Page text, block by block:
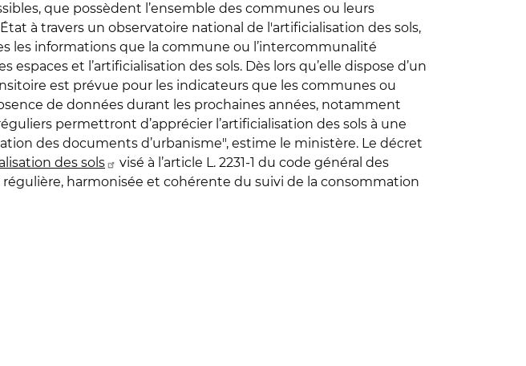
que possèdent l’ensemble des communes ou leurs
à travers un observatoire national de l'artificialisation des sols,
les informations que la commune ou l’intercommunalité
et l’artificialisation des sols. Dès lors qu’elle dispose d’un
est prévue pour les indicateurs que les communes ou
de données durant les prochaines années, notamment
permettront d’apprécier l’artificialisation des sols à une
des documents d’urbanisme", estime le ministère. Le décret
des sols
visé à l’article L. 2231-1 du code général des
harmonisée et cohérente du suivi de la consommation